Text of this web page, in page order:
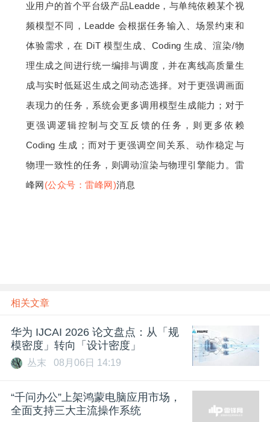
业用户的首个平台级产品Leadde，与单纯依赖某个视
频模型不同，Leadde 会根据任务输入、场景约束和
体验需求，在 DiT 模型生成、Coding 生成、渲染/物
理生成之间进行统一编排与调度，并在离线高质量生
成与实时低延迟生成之间动态选择。对于更强调画面
表现力的任务，系统会更多调用模型生成能力；对于
更强调逻辑控制与交互反馈的任务，则更多依赖
Coding 生成；而对于更强调空间关系、动作稳定与
物理一致性的任务，则调动渲染与物理引擎能力。雷
峰网(公众号：雷峰网)消息
相关文章
华为 IJCAI 2026 论文盘点：从「规
模密度」转向「设计密度」
丛末 08月06日 14:19
“千问办公”上架鸿蒙电脑应用市场，
全面支持三大主流操作系统